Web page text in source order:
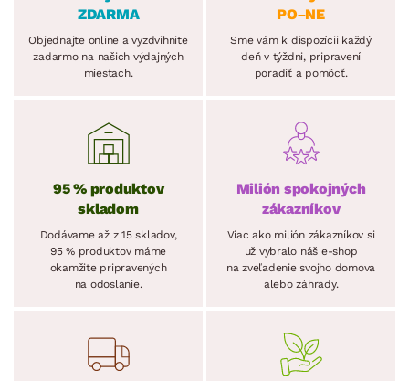
ZDARMA
Objednajte online a vyzdvihnite
zadarmo na našich výdajných
miestach.
PO–NE
Sme vám k dispozícii každý
deň v týždni, pripravení
poradiť a pomôcť.
95 % produktov
skladom
Dodávame až z 15 skladov,
95 % produktov máme
okamžite pripravených
na odoslanie.
Milión spokojných
zákazníkov
Viac ako milión zákazníkov si
už vybralo náš e-shop
na zveľadenie svojho domova
alebo záhrady.